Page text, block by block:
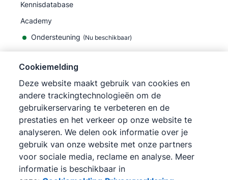
Kennisdatabase
Academy
Ondersteuning (Nu beschikbaar)
©2026 Pipedrive
Pipedrive
Gebruiksvoorwaarden
Pipedrive
Privacyverklaring
Siteoverzicht
Cookiemelding
Cookievoorkeuren
Pipedrive is een online CRM voor sales.
Cookiemelding
Deze website maakt gebruik van cookies en
andere trackingtechnologieën om de
gebruikerservaring te verbeteren en de
prestaties en het verkeer op onze website te
analyseren. We delen ook informatie over je
gebruik van onze website met onze partners
voor sociale media, reclame en analyse. Meer
informatie is beschikbaar in